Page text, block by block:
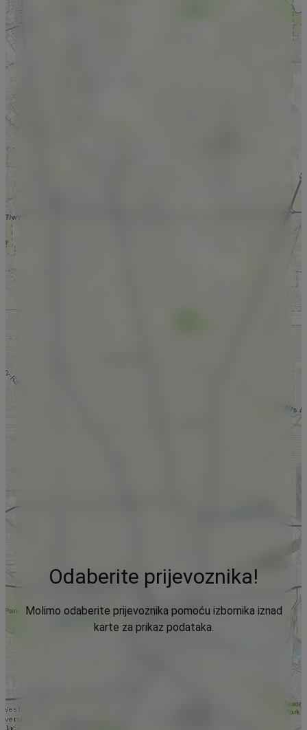
Odaberite prijevoznika!
Molimo odaberite prijevoznika pomoću izbornika iznad
karte za prikaz podataka.